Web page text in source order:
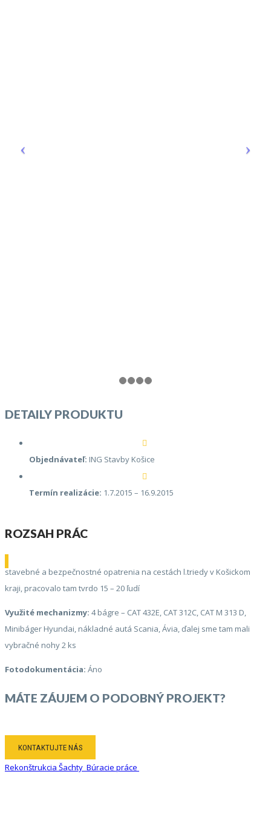
DETAILY PRODUKTU
Objednávateľ: ING Stavby Košice
Termín realizácie: 1.7.2015 – 16.9.2015
ROZSAH PRÁC
stavebné a bezpečnostné opatrenia na cestách l.triedy v Košickom
kraji, pracovalo tam tvrdo 15 – 20 ľudí
Využité mechanizmy: 4 bágre – CAT 432E, CAT 312C, CAT M 313 D,
Minibáger Hyundai, nákladné autá Scania, Ávia, ďalej sme tam mali
vybračné nohy 2 ks
Fotodokumentácia: Áno
MÁTE ZÁUJEM O PODOBNÝ PROJEKT?
KONTAKTUJTE NÁS
Rekonštrukcia Šachty Búracie práce